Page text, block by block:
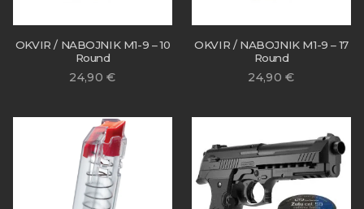
24,90€
OKVIR / NABOJNIK M1-9 – 10
Round
24,90€
OKVIR / NABOJNIK M1-9 – 17
Round